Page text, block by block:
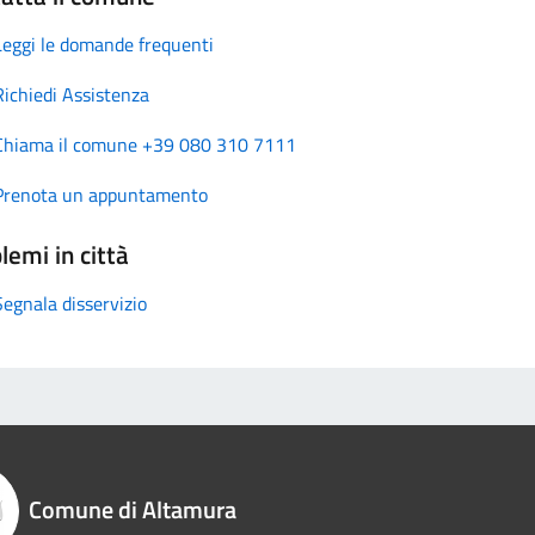
le domande frequenti
Assistenza
il comune +39 080 310 7111
un appuntamento
in città
disservizio
Comune di Altamura